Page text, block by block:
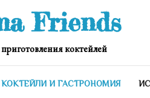
Friends
коктейлей
КОКТЕЙЛИ И ГАСТРОНОМИЯ